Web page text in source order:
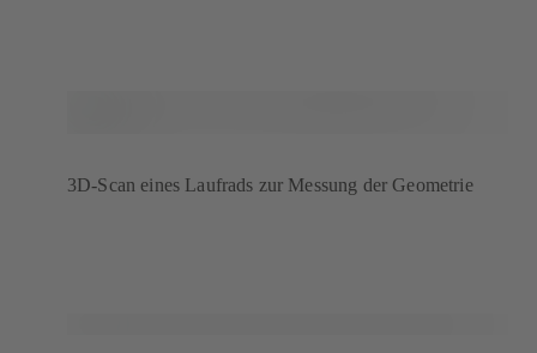
3D-Scan eines Laufrads zur Messung der Geometrie